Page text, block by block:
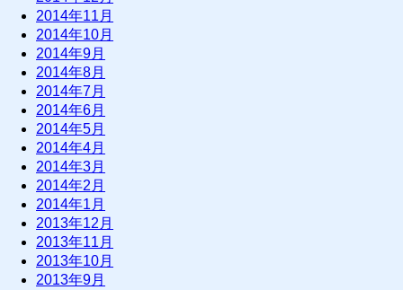
2014年11月
2014年10月
2014年9月
2014年8月
2014年7月
2014年6月
2014年5月
2014年4月
2014年3月
2014年2月
2014年1月
2013年12月
2013年11月
2013年10月
2013年9月